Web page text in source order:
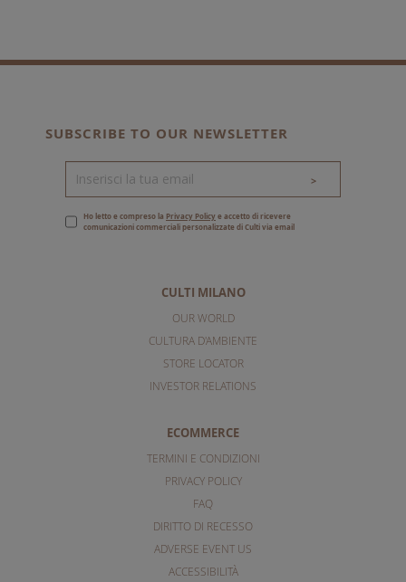
CULTI MILANO
OUR WORLD
CULTURA D'AMBIENTE
STORE LOCATOR
INVESTOR RELATIONS
ECOMMERCE
TERMINI E CONDIZIONI
PRIVACY POLICY
FAQ
DIRITTO DI RECESSO
ADVERSE EVENT US
ACCESSIBILITÀ
SUBSCRIBE TO OUR NEWSLETTER
>
Ho letto e compreso la Privacy Policye accetto di ricevere
comunicazioni commerciali personalizzate di Culti via email